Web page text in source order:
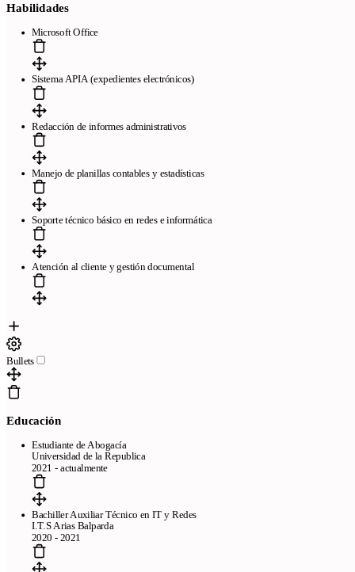
Habilidades
Microsoft Office
Sistema APIA (expedientes electrónicos)
Redacción de informes administrativos
Manejo de planillas contables y estadísticas
Soporte técnico básico en redes e informática
Atención al cliente y gestión documental
Bullets
Educación
Estudiante de Abogacía
Universidad de la Republica
2021 - actualmente
Bachiller Auxiliar Técnico en IT y Redes
I.T.S Arias Balparda
2020 - 2021